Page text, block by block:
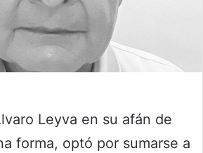
Leyva en su afán de
forma, optó por sumarse a